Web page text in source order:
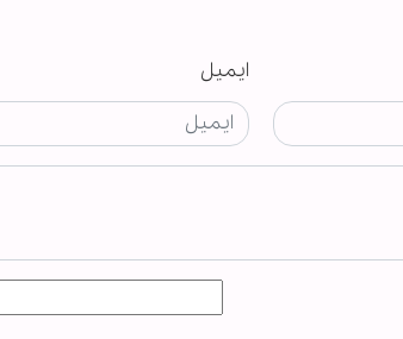
ایمیل